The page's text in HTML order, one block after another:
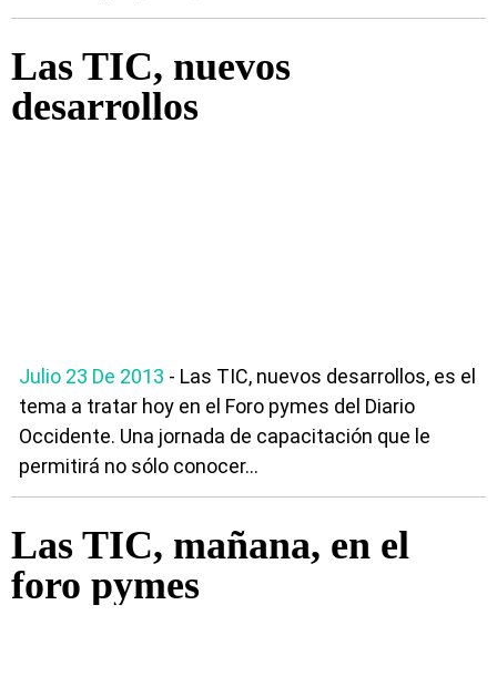
Las TIC, nuevos
desarrollos
Julio 23 De 2013 - Las TIC, nuevos desarrollos, es el
tema a tratar hoy en el Foro pymes del Diario
Occidente. Una jornada de capacitación que le
permitirá no sólo conocer...
Las TIC, mañana, en el
foro pymes